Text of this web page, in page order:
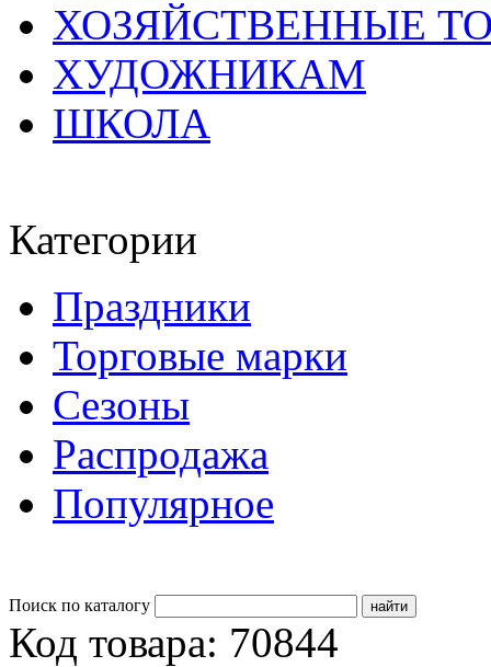
ХОЗЯЙСТВЕННЫЕ
ХУДОЖНИКАМ
ШКОЛА
Категории
Праздники
Торговые марки
Сезоны
Распродажа
Популярное
Поиск по каталогу
Код товара: 70844